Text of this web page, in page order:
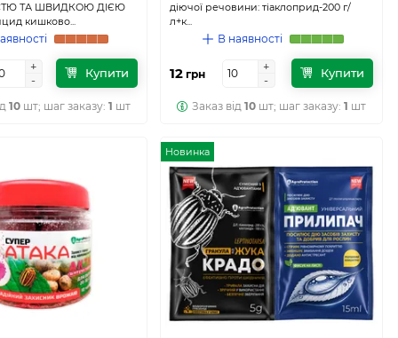
ТА ШВИДКОЮ ДІЄЮ
кишково...
+
-
+
-
Купити
10 шт; шаг заказу:1 шт
діючої речовини: тіаклоприд-200 г/
л+к...
В наявності
12 грн
+
-
+
-
Купити
Заказ від10 шт; шаг заказу:1 шт
Новинка